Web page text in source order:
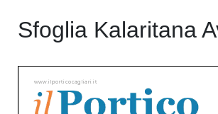
Sfoglia Kalaritana